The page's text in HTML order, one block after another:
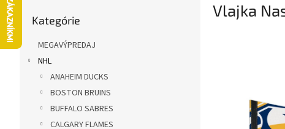
ý
kategórie
Kategórie
MEGAVÝPREDAJ
NHL
ANAHEIM DUCKS
BOSTON BRUINS
BUFFALO SABRES
CALGARY FLAMES
Vlajka